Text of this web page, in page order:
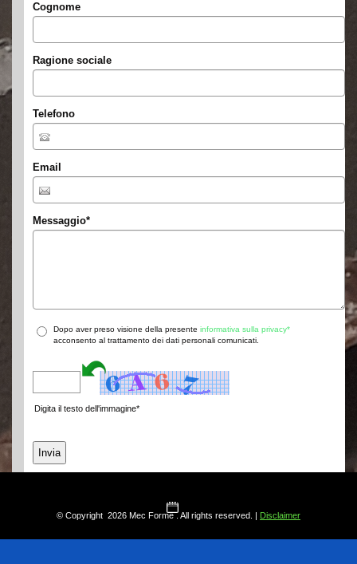
Cognome
Ragione sociale
Telefono
Email
Messaggio*
Dopo aver preso visione della presente informativa sulla privacy*
acconsento al trattamento dei dati personali comunicati.
Digita il testo dell'immagine*
© Copyright 2026 Mec Forme . All rights reserved. | Disclaimer